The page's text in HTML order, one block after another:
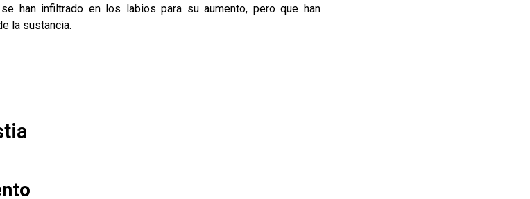
han infiltrado en los labios para su aumento, pero que han
la sustancia.